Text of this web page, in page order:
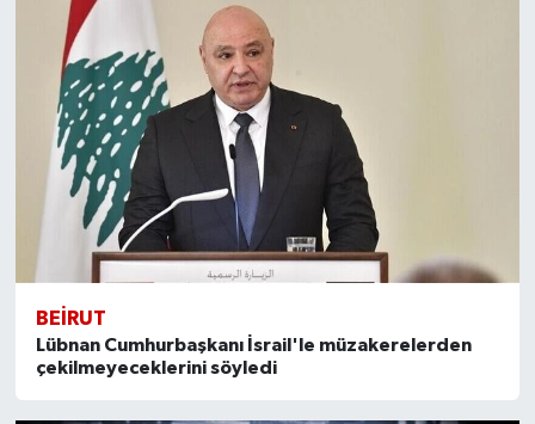
BEIRUT
Lübnan Cumhurbaşkanı İsrail'le müzakerelerden
çekilmeyeceklerini söyledi